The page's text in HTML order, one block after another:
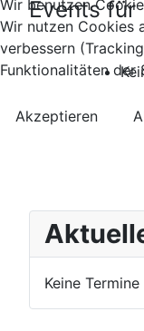
Events für
Keine Termine
Wir benutzen
Wir nutzen Cookies
verbessern
Funktionalitäten der
Akzeptieren